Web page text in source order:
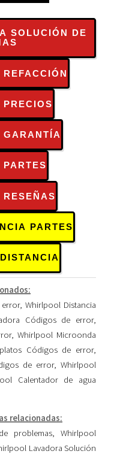
SOLUCIÓN DE
GARANTÍA
PARTES
, Whirlpool Distancia
Códigos de error,
, Whirlpool Microonda
Códigos de error,
de error,Whirlpool
Calentador de agua
relacionadas:
problemas,Whirlpool
Lavadora Solución